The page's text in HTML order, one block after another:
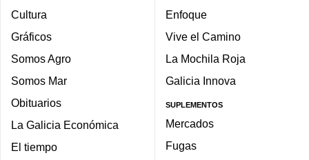
Cultura
Gráficos
Somos Agro
Somos Mar
Obituarios
La Galicia Económica
El tiempo
Enfoque
Vive el Camino
La Mochila Roja
Galicia Innova
SUPLEMENTOS
Mercados
Fugas